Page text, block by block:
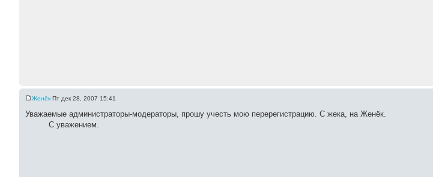
Женёк Пт дек 28, 2007 15:41
Уважаемые администраторы-модераторы, прошу учесть мою перерегистрацию. С жека, на Женёк.
С уважением.